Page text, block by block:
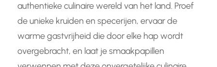
authentieke culinaire wereld van het land. Proef
de unieke kruiden en specerijen, ervaar de
warme gastvrijheid die door elke hap wordt
overgebracht, en laat je smaakpapillen